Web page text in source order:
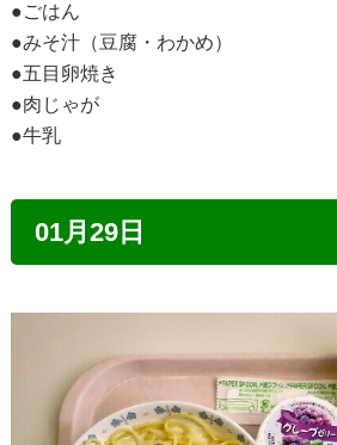
●ごはん
●みそ汁（豆腐・わかめ）
●五目卵焼き
●肉じゃが
●牛乳
01月29日